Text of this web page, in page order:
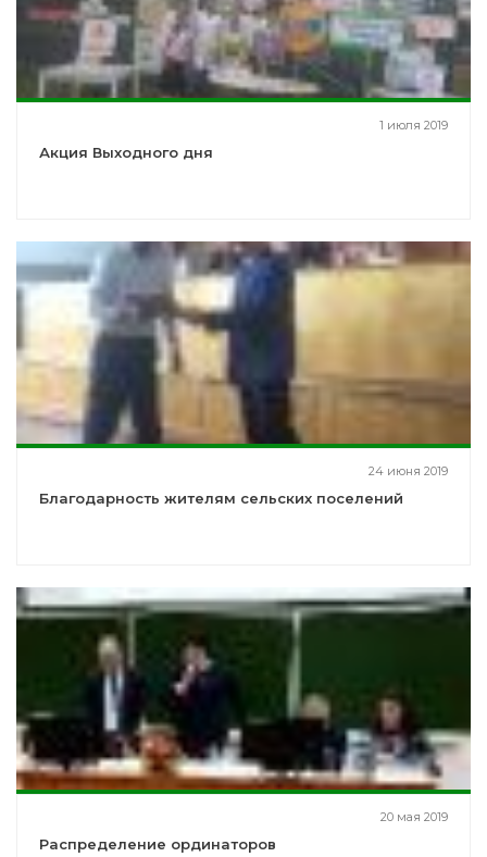
1 июля 2019
Акция Выходного дня
24 июня 2019
Благодарность жителям сельских поселений
20 мая 2019
Распределение ординаторов